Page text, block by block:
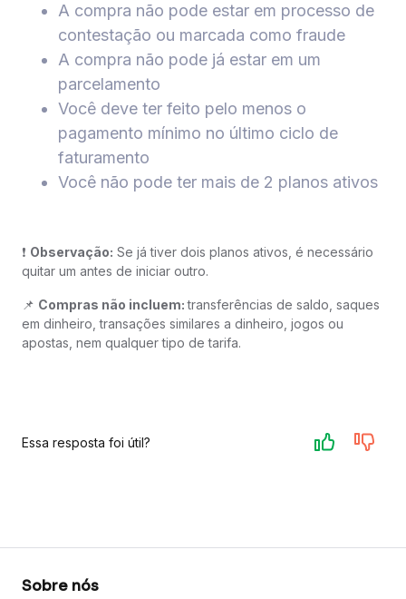
A compra não pode estar em processo de
contestação ou marcada como fraude​
A compra não pode já estar em um
parcelamento​
Você deve ter feito pelo menos o
pagamento mínimo no último ciclo de
faturamento​
Você não pode ter mais de 2 planos ativos​
❗ Observação: Se já tiver dois planos ativos, é necessário
quitar um antes de iniciar outro.​
📌 Compras não incluem:transferências de saldo, saques
em dinheiro, transações similares a dinheiro, jogos ou
apostas, nem qualquer tipo de tarifa.​
Essa resposta foi útil?
Sobre nós